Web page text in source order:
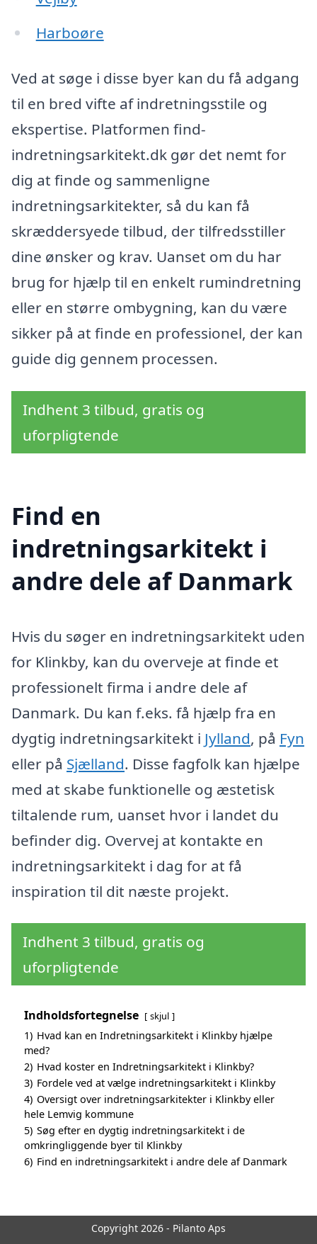
Harboøre
Ved at søge i disse byer kan du få adgang
til en bred vifte af indretningsstile og
ekspertise. Platformen find-
indretningsarkitekt.dk gør det nemt for
dig at finde og sammenligne
indretningsarkitekter, så du kan få
skræddersyede tilbud, der tilfredsstiller
dine ønsker og krav. Uanset om du har
brug for hjælp til en enkelt rumindretning
eller en større ombygning, kan du være
sikker på at finde en professionel, der kan
guide dig gennem processen.
Indhent 3 tilbud, gratis og
uforpligtende
Find en
indretningsarkitekt i
andre dele af Danmark
Hvis du søger en indretningsarkitekt uden
for Klinkby, kan du overveje at finde et
professionelt firma i andre dele af
Danmark. Du kan f.eks. få hjælp fra en
dygtig indretningsarkitekt i Jylland, på Fyn
eller på Sjælland. Disse fagfolk kan hjælpe
med at skabe funktionelle og æstetisk
tiltalende rum, uanset hvor i landet du
befinder dig. Overvej at kontakte en
indretningsarkitekt i dag for at få
inspiration til dit næste projekt.
Indhent 3 tilbud, gratis og
uforpligtende
Indholdsfortegnelse skjul
1) Hvad kan en Indretningsarkitekt i Klinkby hjælpe
med?
2) Hvad koster en Indretningsarkitekt i Klinkby?
3) Fordele ved at vælge indretningsarkitekt i Klinkby
4) Oversigt over indretningsarkitekter i Klinkby eller
hele Lemvig kommune
5) Søg efter en dygtig indretningsarkitekt i de
omkringliggende byer til Klinkby
6) Find en indretningsarkitekt i andre dele af Danmark
Copyright 2026 - Pilanto Aps